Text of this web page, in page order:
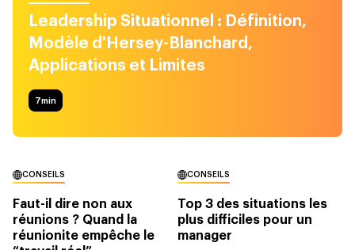
Leadership Situationnel : Définition,
Modèle d'Hersey-Blanchard,
Applications et Limites
7min
CONSEILS
Faut-il dire non aux
réunions ? Quand la
réunionite empêche le
CONSEILS
Top 3 des situations les
plus difficiles pour un
manager